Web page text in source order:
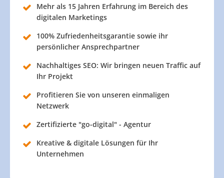
Mehr als 15 Jahren Erfahrung im Bereich des
digitalen Marketings
100% Zufriedenheitsgarantie sowie ihr
persönlicher Ansprechpartner
Nachhaltiges SEO: Wir bringen neuen Traffic auf
Ihr Projekt
Profitieren Sie von unseren einmaligen
Netzwerk
Zertifizierte "go-digital" - Agentur
Kreative & digitale Lösungen für Ihr
Unternehmen